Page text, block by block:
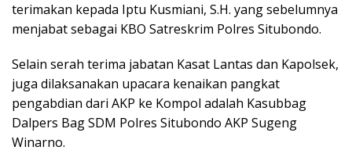
terimakan kepada Iptu Kusmiani, S.H. yang sebelumnya
menjabat sebagai KBO Satreskrim Polres Situbondo.
Selain serah terima jabatan Kasat Lantas dan Kapolsek,
juga dilaksanakan upacara kenaikan pangkat
pengabdian dari AKP ke Kompol adalah Kasubbag
Dalpers Bag SDM Polres Situbondo AKP Sugeng
Winarno.